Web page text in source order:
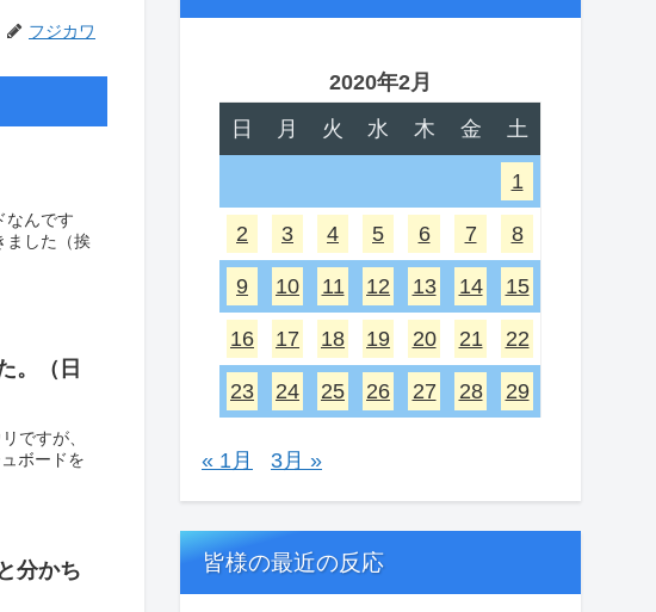
フジカワ
なんです
ました（挨
。（日
ですが、
ボードを
分かち
2020年2月
日
月 火 水 木 金 土
1
2 3 4 5 6 7 8
9 10 11 12 13 14 15
16 17 18 19 20 21 22
23 24 25 26 27 28 29
« 1月 3月 »
皆様の最近の反応